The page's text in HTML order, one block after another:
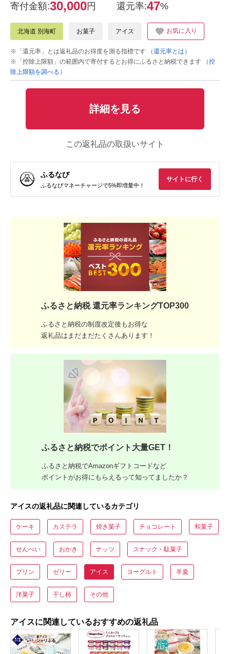
寄付金額:30,000円 還元率:47%
北海道 別海町 お菓子 アイス お気に入り
※「還元率」とは返礼品のお得度を測る指標です
（還元率とは）
※「控除上限額」の範囲内で寄付するとお得にふるさと納税できます
（控
除上限額を調べる）
詳細を見る
この返礼品の取扱いサイト
ふるなび
ふるなびマネーチャージで5%即増量中！
サイトに行く
ふるさと納税 還元率ランキングTOP300
ふるさと納税の制度改定後もお得な
返礼品はまだまだたくさんあります！
ふるさと納税でポイント大量GET！
ふるさと納税でAmazonギフトコードなど
ポイントがお得にもらえるって知ってましたか？
アイスの返礼品に関連しているカテゴリ
ケーキ カステラ 焼き菓子 チョコレート 和菓子
せんべい おかき ナッツ スナック・駄菓子
プリン ゼリー アイス ヨーグルト 羊羹
洋菓子 干し柿 その他
アイスに関連しているおすすめの返礼品